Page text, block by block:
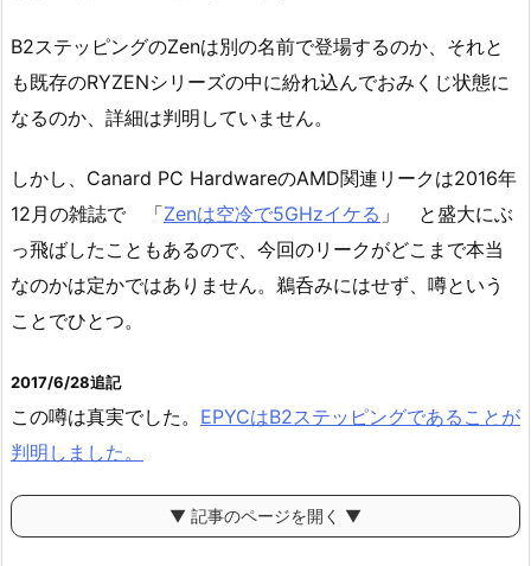
B2ステッピングのZenは別の名前で登場するのか、それと
も既存のRYZENシリーズの中に紛れ込んでおみくじ状態に
なるのか、詳細は判明していません。
しかし、Canard PC HardwareのAMD関連リークは2016年
12月の雑誌で 「Zenは空冷で5GHzイケる 」 と盛大にぶ
っ飛ばしたこともあるので、今回のリークがどこまで本当
なのかは定かではありません。鵜呑みにはせず、噂という
ことでひとつ。
2017/6/28追記
この噂は真実でした。 EPYCはB2ステッピングであることが
判明しました。
▼ 記事のページを開く ▼